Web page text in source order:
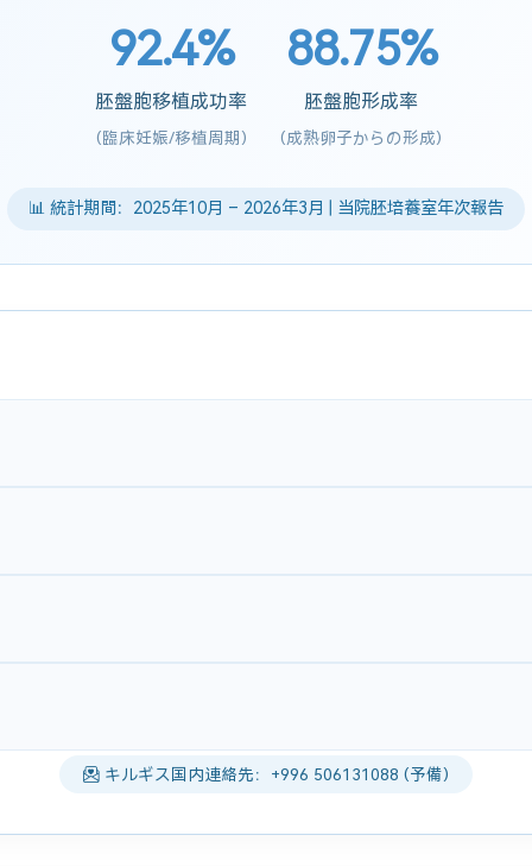
92.4%
胚盤胞移植成功率
(臨床妊娠/移植周期)
88.75%
胚盤胞形成率
(成熟卵子からの形成)
📊 統計期間：2025年10月 – 2026年3月 | 当院胚培養室年次報告
キルギス国内連絡先：+996 506131088 (予備)